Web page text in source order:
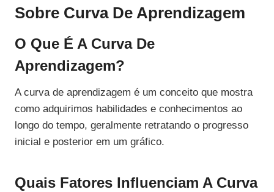
Sobre Curva De Aprendizagem
O Que É A Curva De
Aprendizagem?
A curva de aprendizagem é um conceito que mostra
como adquirimos habilidades e conhecimentos ao
longo do tempo, geralmente retratando o progresso
inicial e posterior em um gráfico.
Quais Fatores Influenciam A Curva